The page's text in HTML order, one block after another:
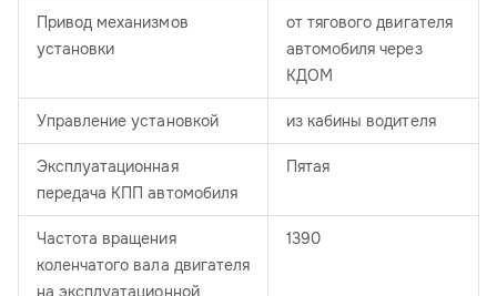
Привод механизмов
установки
от тягового двигателя
автомобиля через
КДОМ
Управление установкой из кабины водителя
Эксплуатационная
передача КПП автомобиля
Пятая
Частота вращения
коленчатого вала двигателя
на эксплуатационной
1390